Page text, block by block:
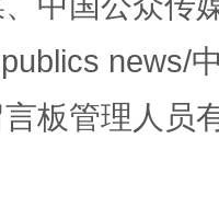
news/
板管理人员